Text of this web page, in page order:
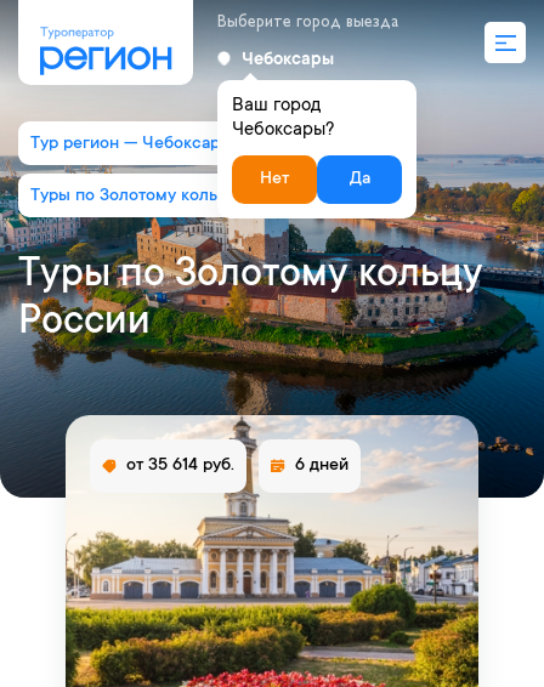
Выберите город выезда
Чебоксары
Ваш город
Чебоксары?
Нет Да
Тур регион — Чебоксары
Туры по Золотому кольцу России
Туры по Золотому кольцу
России
от 35 614 руб. 6 дней